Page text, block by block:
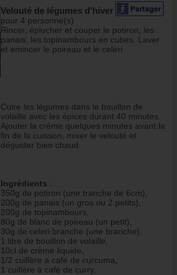
Velouté de légumes d'hiver
pour 4 personne(s)
Rincer, éplucher et couper le potiron, les
panais, les topinambours en cubes. Laver
et emincer le poireau et le celeri.
Cuire les légumes dans le bouillon de
volaille avec les épices durant 40 minutes.
Ajouter la crème quelques minutes avant la
fin de la cuisson, mixer le velouté et
déguster bien chaud.
Ingrédients :
350g de potiron (une tranche de 6cm),
200g de panais (un gros ou 2 petits),
200g de topinambours,
80g de blanc de poireau (un petit),
30g de celeri branche (une branche),
1 litre de bouillon de volaille,
10cl de crème liquide,
1/2 cuillère a café de curcuma,
1 cuillère à café de curry.